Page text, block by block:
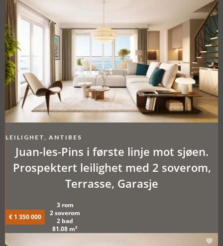
LEILIGHET, ANTIBES
Juan-les-Pins i første linje mot sjøen.
Prospektert leilighet med 2 soverom,
Terrasse, Garasje
€ 1 350 000
3 rom
2 soverom
2 bad
81.08 m²